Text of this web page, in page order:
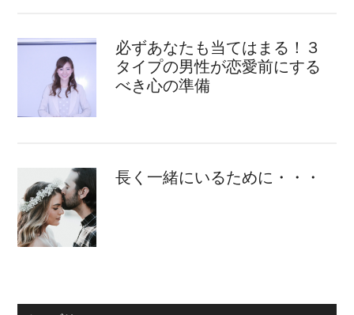
必ずあなたも当てはまる！３
タイプの男性が恋愛前にする
べき心の準備
長く一緒にいるために・・・